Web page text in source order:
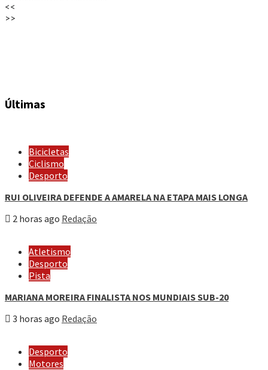
<<
>>
Últimas
Bicicletas
Ciclismo
Desporto
RUI OLIVEIRA DEFENDE A AMARELA NA ETAPA MAIS LONGA
2 horas ago Redação
Atletismo
Desporto
Pista
MARIANA MOREIRA FINALISTA NOS MUNDIAIS SUB-20
3 horas ago Redação
Desporto
Motores